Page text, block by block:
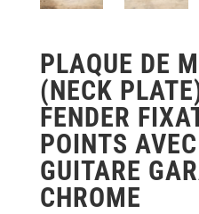
PLAQUE DE
(NECK
FENDER
POINTS
GUITARE
CHROME